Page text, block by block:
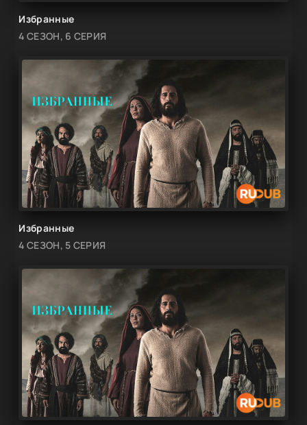
Избранные
4 СЕЗОН, 6 СЕРИЯ
Избранные
4 СЕЗОН, 5 СЕРИЯ